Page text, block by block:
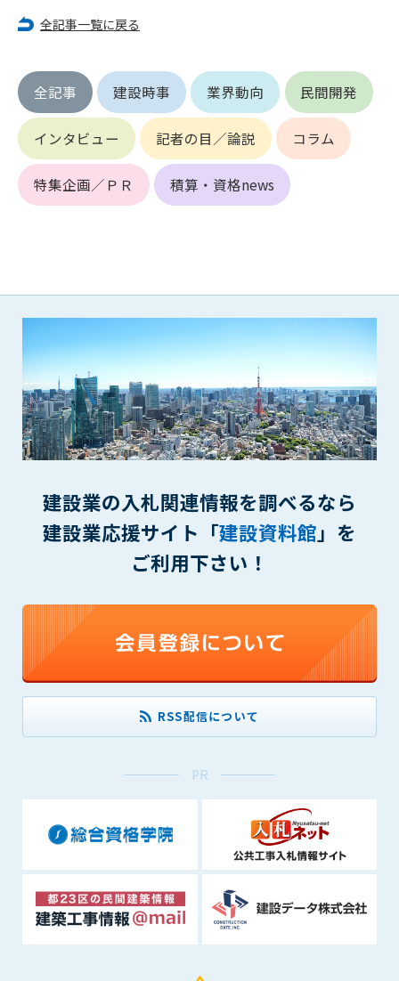
全記事一覧に戻る
全記事 建設時事 業界動向 民間開発
インタビュー 記者の目／論説 コラム
特集企画／ＰＲ 積算・資格news
建設業の入札関連情報を調べるなら
建設業応援サイト「建設資料館」を
ご利用下さい！
RSS配信について
PR
す。
る行為
(2) 第三者または管理者の財産、プライバシー等を侵害する行
為
(3) 第三者または管理者を誹謗中傷する行為
(4) 有害なコンピュータプログラム等を送信又は書き込む行為
(5) 第三者に不利益を与える行為
(6) 管理者が承認していない営利を目的とした行為
を、営利を目的として第三者に転売し、または転売のため
に第三者に提供すること
第7条（登録内容の削除）
管理者は、会員が登録した内容が以下に該当する、またはその
恐れのあるものは、会員の承諾なく削除できるものとします。
(1) 登録されている情報が、第6条の定める禁止事項に該当する
と管理者が、判断した場合
(2) 建設資料館の運営および保守管理上、必要と判断した場合
(4) その他、管理者が不適当と判断した場合
第8条（サービスの変更・中止等）
管理者は、会員の承諾なく、本サービス内容の変更(新規追加、
廃止を含み)し、本サービスの運営を中止または廃止することが
被った損害について管理者は､一切の責任をも負わないものと
します。
第9条（会員の個人情報）
会員の氏名、住所、性別、年齢、メールアドレスその他本サー
ビスの提供に関連して管理者が知り得た会員の個人情報（以下
個人情報といいます）について、管理者は、以下の各号に該当
する場合を除き、第三者に開示または提供しないものとしま
(1) 会員が、自己の個人情報の開示に事前に同意している場合
(2) 個々の会員を特定できない統計的な処理をした形式で第三
者に提供する場合
(3) 第三者および管理者の権利、財産、安全等を保護するため
に必要であると管理者が判断した場合
第10条（免責事項）
管理者は、会員が登録した内容が以下に該当する、またはその